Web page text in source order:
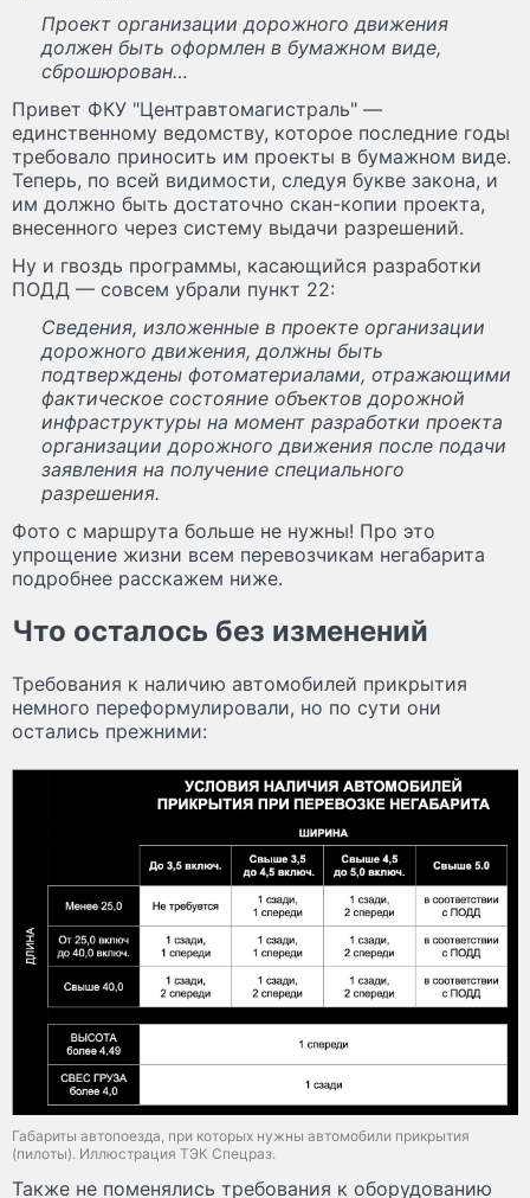
Проект организации дорожного движения
должен быть оформлен в бумажном виде,
сброшюрован…
Привет ФКУ "Центравтомагистраль" —
единственному ведомству, которое последние годы
требовало приносить им проекты в бумажном виде.
Теперь, по всей видимости, следуя букве закона, и
им должно быть достаточно скан-копии проекта,
внесенного через систему выдачи разрешений.
Ну и гвоздь программы, касающийся разработки
ПОДД — совсем убрали пункт 22:
Сведения, изложенные в проекте организации
дорожного движения, должны быть
подтверждены фотоматериалами, отражающими
фактическое состояние объектов дорожной
инфраструктуры на момент разработки проекта
организации дорожного движения после подачи
заявления на получение специального
разрешения.
Фото с маршрута больше не нужны! Про это
упрощение жизни всем перевозчикам негабарита
подробнее расскажем ниже.
Что осталось без изменений
Требования к наличию автомобилей прикрытия
немного переформулировали, но по сути они
остались прежними:
Габариты автопоезда, при которых нужны автомобили прикрытия
(пилоты). Иллюстрация ТЭК Спецраз.
Также не поменялись требования к оборудованию